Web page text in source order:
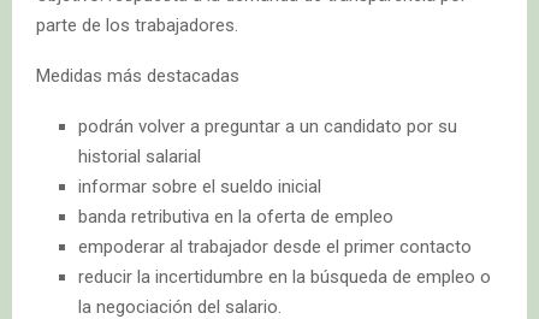
parte de los trabajadores.
Medidas más destacadas
podrán volver a preguntar a un candidato por su
historial salarial
informar sobre el sueldo inicial
banda retributiva en la oferta de empleo
empoderar al trabajador desde el primer contacto
reducir la incertidumbre en la búsqueda de empleo o
la negociación del salario.